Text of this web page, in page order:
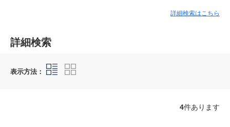
詳細検索はこちら
詳細検索
表示方法：
4件あります